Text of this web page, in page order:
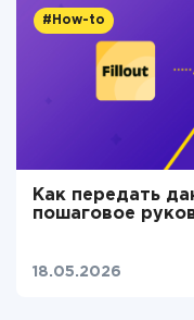
#How-to
Как передать
пошаговое
18.05.2026